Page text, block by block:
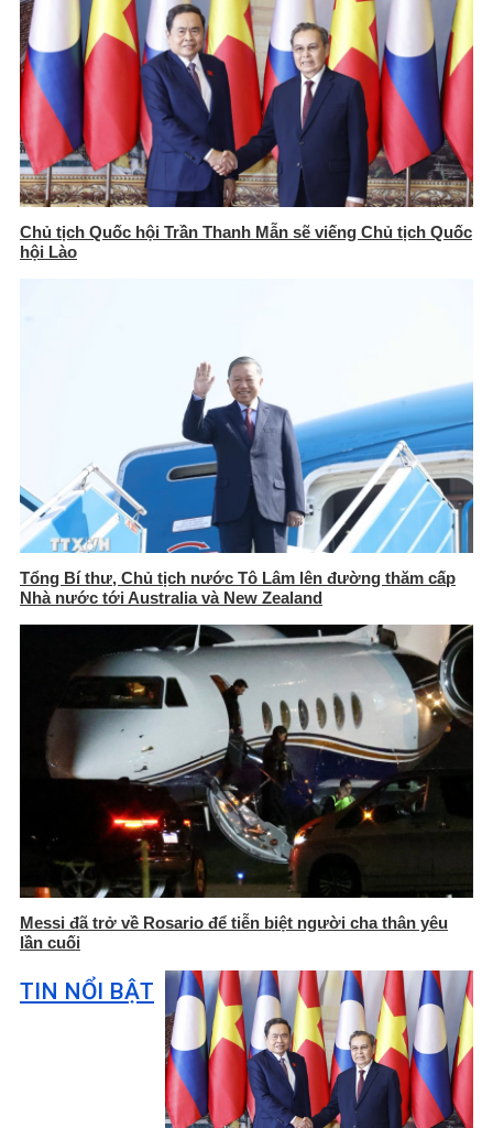
Chủ tịch Quốc hội Trần Thanh Mẫn sẽ viếng Chủ tịch Quốc
hội Lào
Tổng Bí thư, Chủ tịch nước Tô Lâm lên đường thăm cấp
Nhà nước tới Australia và New Zealand
Messi đã trở về Rosario để tiễn biệt người cha thân yêu
lần cuối
TIN NỔI BẬT